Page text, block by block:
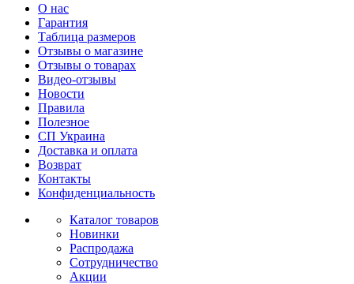
О нас
Гарантия
Таблица размеров
Отзывы о магазине
Отзывы о товарах
Видео-отзывы
Новости
Правила
Полезное
СП Украина
Доставка и оплата
Возврат
Контакты
Конфиденциальность
Каталог товаров
Новинки
Распродажа
Сотрудничество
Акции